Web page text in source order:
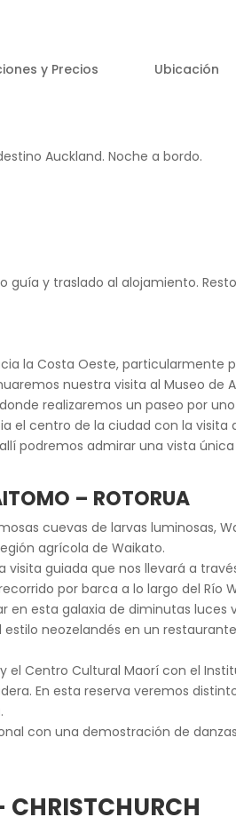
y Precios Ubicación
Auckland. Noche a bordo.
guía y traslado al alojamiento.
la Costa Oeste, particularmente
nuestra visita al Museo
realizaremos un paseo por
el centro de la ciudad con la
podremos admirar una vista
– ROTORUA
cuevas de larvas luminosas,
agrícola de Waikato.
guiada que nos llevará a
por barca a lo largo del
en esta galaxia de diminutas
neozelandés en un
el Centro Cultural Maorí con el
En esta reserva veremos
con una demostración de